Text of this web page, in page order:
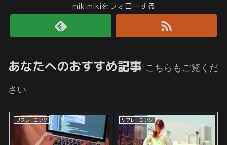
mikimikiをフォローする
あなたへのおすすめ記事 こちらもご覧くだ
さい
リフレーミング リフレーミング